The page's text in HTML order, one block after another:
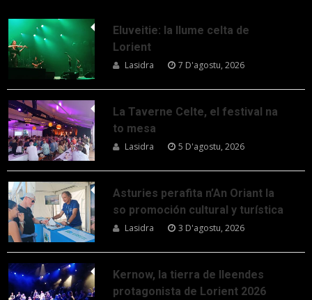
Eluveitie: la llume celta de
Lorient
Lasidra 7 D'agostu, 2026
La Taverne Celte, el festival na
to mesa
Lasidra 5 D'agostu, 2026
Asturies perafita n’An Oriant la
so promoción cultural y turística
Lasidra 3 D'agostu, 2026
Kernow, la tierra de lleendes
protagonista de Lorient 2026